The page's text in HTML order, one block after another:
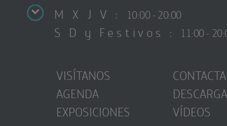
M X J V : 10:00 - 20:00
S D y Festivos : 11:00 -
VISÍTANOS
AGENDA
EXPOSICIONES
CONTACTA
VÍDEOS